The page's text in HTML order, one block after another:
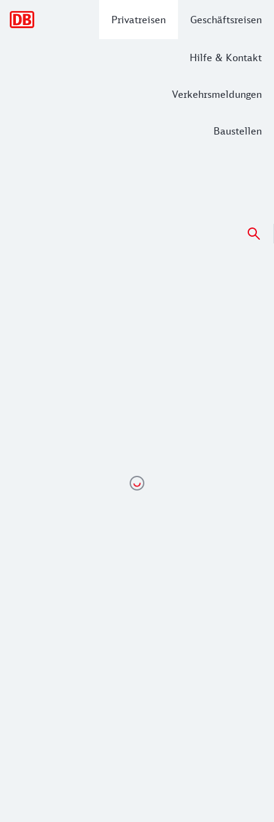
Privatreisen Geschäftsreisen
Hilfe & Kontakt
Verkehrsmeldungen
Baustellen